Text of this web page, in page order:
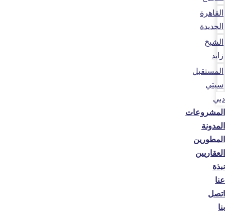
القاهرة
الجديدة
الشيخ
زايد
المستقبل
سيتي
دبي
المشروعات
المدونة
المطورين
العقاريين
نبذة
عنا
اتصل
بنا